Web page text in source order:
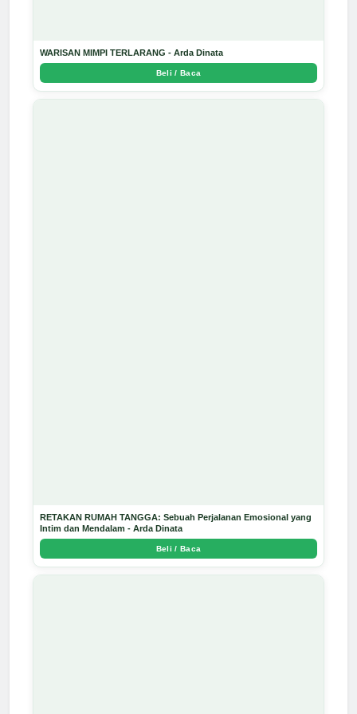
WARISAN MIMPI TERLARANG - Arda Dinata
Beli / Baca
RETAKAN RUMAH TANGGA: Sebuah Perjalanan Emosional yang
Intim dan Mendalam - Arda Dinata
Beli / Baca